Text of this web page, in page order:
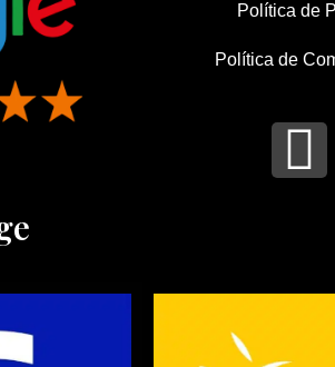
Política de
Política de
I
t